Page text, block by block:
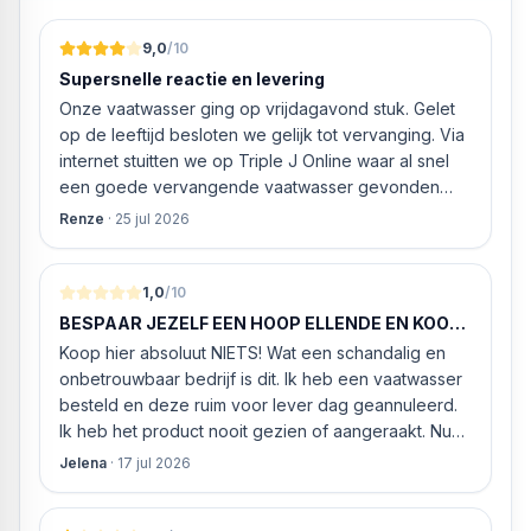
je vaatwasser. Dankzij de flexibele aanpassing biedt de
besteklade extra ruimte voor grotere gerechten of lange
glazen. De lade is eenvoudig verstelbaar en zo
ontworpen dat er indien nodig langere messen, houten
lepels of keukengerei in passen.
Typenummer B7I HF60 TUC
Topfuncties:
Automatisch programma
Besteklade
LED-verlichting
PowerClean
Quick 45°C
Uitgestelde start optie
Volledige waterbescherming
Installatietype volledig geïntegreerd
Aantal couverts 15
Geluidsniveau 42 dB
Geluidsklasse B
Energieklasse A
Energieverbruik per 100 cycli 55 kWh
Aantal programma's 8
Automatisch sensorprogramma
ECO-programma
9,0/10
Supersnelle reactie en levering
Onze vaatwasser ging op vrijdagavond stuk. Gelet
op de leeftijd besloten we gelijk tot vervanging. Via
internet stuitten we op Triple J Online waar al snel
een goede vervangende vaatwasser gevonden
werd. ‘s Ochtends even gebeld met de
geïnstalleerd kan worden. Dit bleek het geval tegen
alleszins concurrente prijzen. De vriendelijke
medewerker gaf aan dat, als we gelijk via de
website gingen bestellen en betalen, hij z’n best
ging doen om ‘s middags nog te leveren. Het
bleken geen loze woorden: om 16.00 uur werd de
Neff vaatwasser geleverd en ver
Renze · 25 jul 2026
1,0/10
BESPAAR JEZELF EEN HOOP ELLENDE EN KOOP
HIER NIETS!
Koop hier absoluut NIETS! Wat een schandalig en
onbetrouwbaar bedrijf is dit. Ik heb een vaatwasser
besteld en deze ruim voor lever dag geannuleerd.
Ik heb het product nooit gezien of aangeraakt. Nu
weigeren ze gewoon om mijn geld volledig terug te
van MIJN geld inhouden!
Jelena · 17 jul 2026